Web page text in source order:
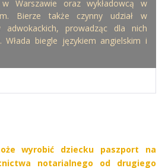
w Warszawie oraz wykładowcą w
Bierze także czynny udział w
adwokackich, prowadząc dla nich
Włada biegle językiem angielskim i
wyrobić dziecku paszport na
notarialnego od drugiego